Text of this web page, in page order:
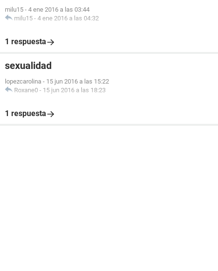
milu15 - 4 ene 2016 a las 03:44
milu15 - 4 ene 2016 a las 04:32
1 respuesta
sexualidad
lopezcarolina - 15 jun 2016 a las 15:22
Roxane0 - 15 jun 2016 a las 18:23
1 respuesta